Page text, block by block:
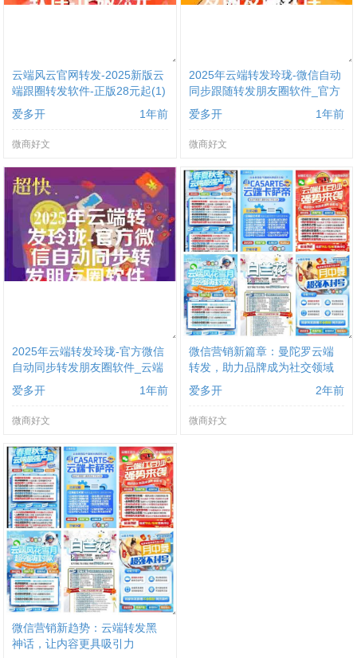
云端风云官网转发-2025新版云
端跟圈转发软件-正版28元起(1)
爱多开
1年前
微商好文
2025年云端转发玲珑-微信自动
同步跟随转发朋友圈软件_官方
微信一键转发
爱多开 1年前
微商好文
2025年云端转发玲珑-官方微信
自动同步转发朋友圈软件_云端
转发软件
爱多开 1年前
微商好文
微信营销新篇章：曼陀罗云端
转发，助力品牌成为社交领域
的领航者
爱多开 2年前
微商好文
微信营销新趋势：云端转发黑
神话，让内容更具吸引力